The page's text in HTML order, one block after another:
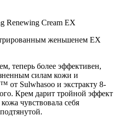
Renewing Cream EX
женьшенем EX
теперь более эффективен,
силам кожи и
от Sulwhasoo и экстракту 8-
Крем дарит тройной эффект
чувствовала себя